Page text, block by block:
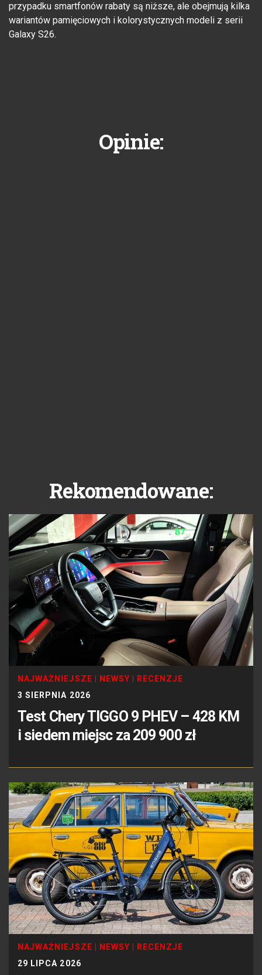
przypadku smartfonów rabaty są niższe, ale obejmują kilka
wariantów pamięciowych i kolorystycznych modeli z serii
Galaxy S26.
Opinie:
Rekomendowane:
NAJWAŻNIEJSZE NEWSY
RECENZJE
3 SIERPNIA 2026
Test Chery TIGGO 9 PHEV – 428 KM
i siedem miejsc za 209 900 zł
NAJWAŻNIEJSZE NEWSY
RECENZJE
29 LIPCA 2026